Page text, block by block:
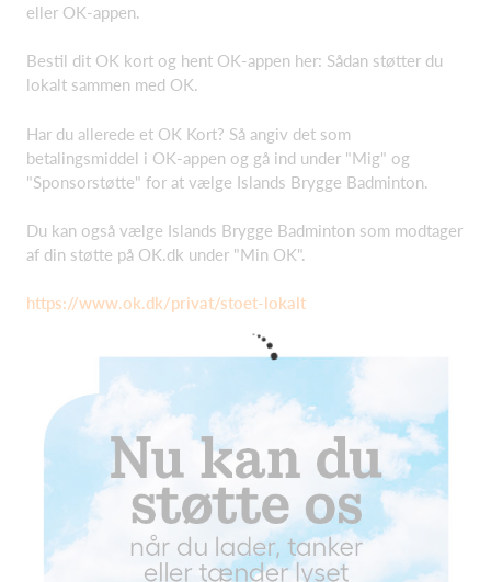
eller OK-appen.
Bestil dit OK kort og hent OK-appen her: Sådan støtter du
lokalt sammen med OK.
Har du allerede et OK Kort? Så angiv det som
betalingsmiddel i OK-appen og gå ind under "Mig" og
"Sponsorstøtte" for at vælge Islands Brygge Badminton.
Du kan også vælge Islands Brygge Badminton som modtager
af din støtte på OK.dk under "Min OK".
https://www.ok.dk/privat/stoet-lokalt